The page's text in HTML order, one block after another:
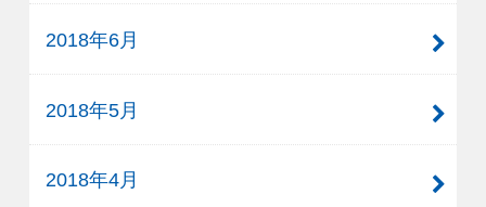
2018年6月
2018年5月
2018年4月